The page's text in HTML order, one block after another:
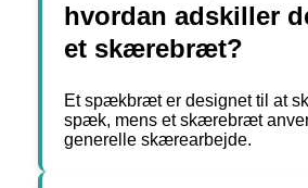
hvordan adskiller
et skærebræt?
Et spækbræt er designet til at
spæk, mens et skærebræt
generelle skærearbejde.